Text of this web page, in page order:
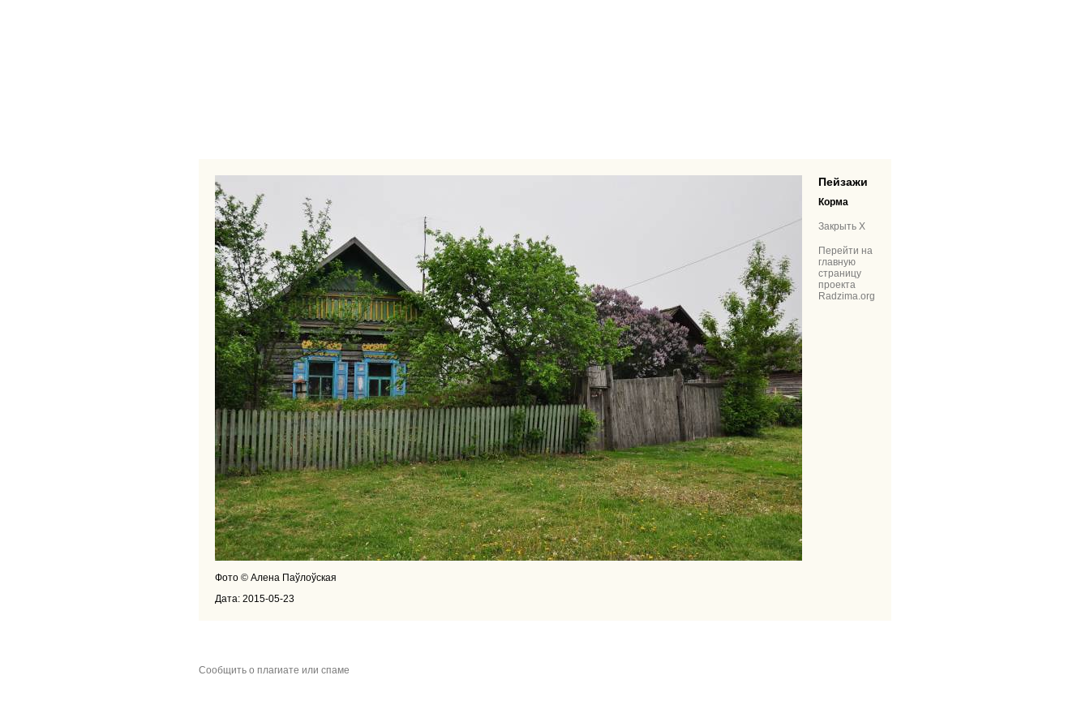
Фото © Алена Паўлоўская
Дата: 2015-05-23
Пейзажи
Корма
Закрыть X
Перейти на
главную
страницу
проекта
Radzima.org
Сообщить о плагиате или спаме